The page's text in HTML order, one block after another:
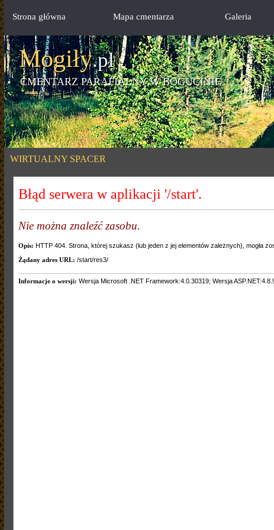
Mogiły.pl
CMENTARZ PARAFIALNY W BOGUCINIE
Strona główna Mapa cmentarza Galeria
WIRTUALNY SPACER